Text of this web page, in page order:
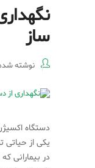
ساز
نوشته
دستگاه
یکی از
در بیمارانی